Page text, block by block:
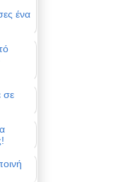
ένα
σε